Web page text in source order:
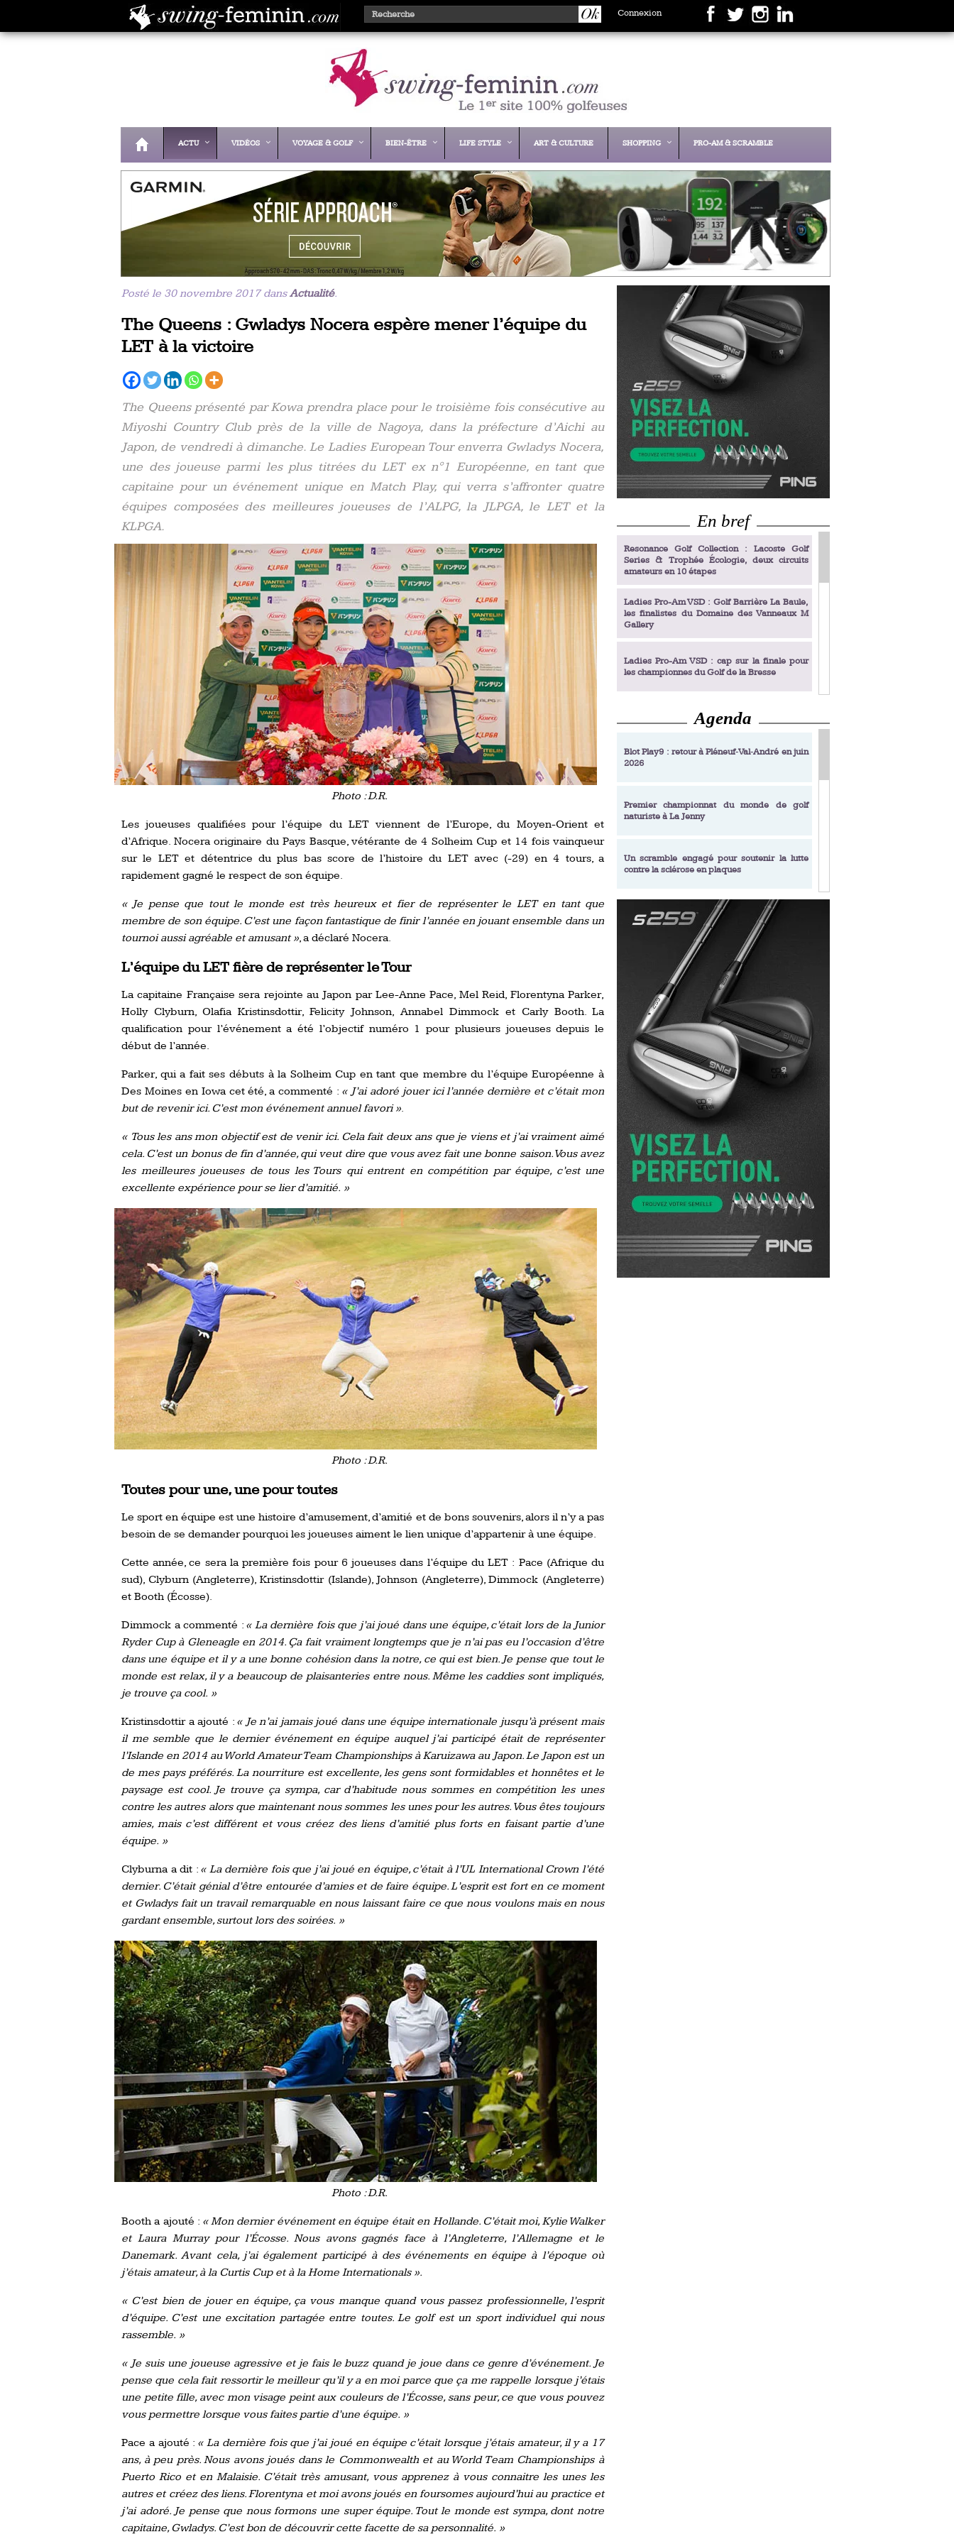
Connexion
ACTU VIDÉOS VOYAGE & GOLF BIEN-ÊTRE LIFE STYLE ART & CULTURE SHOPPING PRO-AM & SCRAMBLE
Posté le 30 novembre 2017 dansActualité.
The Queens : Gwladys Nocera espère mener l’équipe du
LET à la victoire
The Queens présenté par Kowa prendra place pour le troisième fois consécutive au
Miyoshi Country Club près de la ville de Nagoya, dans la préfecture d’Aichi au
Japon, de vendredi à dimanche. Le Ladies European Tour enverra Gwladys Nocera,
une des joueuse parmi les plus titrées du LET ex n°1 Européenne, en tant que
capitaine pour un événement unique en Match Play, qui verra s’affronter quatre
équipes composées des meilleures joueuses de l’ALPG, la JLPGA, le LET et la
KLPGA.
Photo : D.R.
Les joueuses qualifiées pour l’équipe du LET viennent de l’Europe, du Moyen-Orient et
d’Afrique. Nocera originaire du Pays Basque, vétérante de 4 Solheim Cup et 14 fois vainqueur
sur le LET et détentrice du plus bas score de l’histoire du LET avec (-29) en 4 tours, a
rapidement gagné le respect de son équipe.
« Je pense que tout le monde est très heureux et fier de représenter le LET en tant que
membre de son équipe. C’est une façon fantastique de finir l’année en jouant ensemble dans un
tournoi aussi agréable et amusant », a déclaré Nocera.
L’équipe du LET fière de représenter le Tour
La capitaine Française sera rejointe au Japon par Lee-Anne Pace, Mel Reid, Florentyna Parker,
Holly Clyburn, Olafia Kristinsdottir, Felicity Johnson, Annabel Dimmock et Carly Booth. La
qualification pour l’événement a été l’objectif numéro 1 pour plusieurs joueuses depuis le
début de l’année.
Parker, qui a fait ses débuts à la Solheim Cup en tant que membre du l’équipe Européenne à
Des Moines en Iowa cet été, a commenté : « J’ai adoré jouer ici l’année dernière et c’était mon
but de revenir ici. C’est mon événement annuel favori ».
« Tous les ans mon objectif est de venir ici. Cela fait deux ans que je viens et j’ai vraiment aimé
cela. C’est un bonus de fin d’année, qui veut dire que vous avez fait une bonne saison. Vous avez
les meilleures joueuses de tous les Tours qui entrent en compétition par équipe, c’est une
excellente expérience pour se lier d’amitié. »
Photo : D.R.
Toutes pour une, une pour toutes
Le sport en équipe est une histoire d’amusement, d’amitié et de bons souvenirs, alors il n’y a pas
besoin de se demander pourquoi les joueuses aiment le lien unique d’appartenir à une équipe.
Cette année, ce sera la première fois pour 6 joueuses dans l’équipe du LET : Pace (Afrique du
sud), Clyburn (Angleterre), Kristinsdottir (Islande), Johnson (Angleterre), Dimmock (Angleterre)
et Booth (Écosse).
Dimmock a commenté : « La dernière fois que j’ai joué dans une équipe, c’était lors de la Junior
Ryder Cup à Gleneagle en 2014. Ça fait vraiment longtemps que je n’ai pas eu l’occasion d’être
dans une équipe et il y a une bonne cohésion dans la notre, ce qui est bien. Je pense que tout le
monde est relax, il y a beaucoup de plaisanteries entre nous. Même les caddies sont impliqués,
je trouve ça cool. »
Kristinsdottir a ajouté : « Je n’ai jamais joué dans une équipe internationale jusqu’à présent mais
il me semble que le dernier événement en équipe auquel j’ai participé était de représenter
l’Islande en 2014 au World Amateur Team Championships à Karuizawa au Japon. Le Japon est un
de mes pays préférés. La nourriture est excellente, les gens sont formidables et honnêtes et le
paysage est cool. Je trouve ça sympa, car d’habitude nous sommes en compétition les unes
contre les autres alors que maintenant nous sommes les unes pour les autres. Vous êtes toujours
amies, mais c’est différent et vous créez des liens d’amitié plus forts en faisant partie d’une
équipe. »
Clyburna a dit : « La dernière fois que j’ai joué en équipe, c’était à l’UL International Crown l’été
dernier. C’était génial d’être entourée d’amies et de faire équipe. L’esprit est fort en ce moment
et Gwladys fait un travail remarquable en nous laissant faire ce que nous voulons mais en nous
gardant ensemble, surtout lors des soirées. »
Photo : D.R.
Booth a ajouté : « Mon dernier événement en équipe était en Hollande. C’était moi, Kylie Walker
et Laura Murray pour l’Écosse. Nous avons gagnés face à l’Angleterre, l’Allemagne et le
Danemark. Avant cela, j’ai également participé à des événements en équipe à l’époque où
j’étais amateur, à la Curtis Cup et à la Home Internationals ».
« C’est bien de jouer en équipe, ça vous manque quand vous passez professionnelle, l’esprit
d’équipe. C’est une excitation partagée entre toutes. Le golf est un sport individuel qui nous
rassemble. »
« Je suis une joueuse agressive et je fais le buzz quand je joue dans ce genre d’événement. Je
pense que cela fait ressortir le meilleur qu’il y a en moi parce que ça me rappelle lorsque j’étais
une petite fille, avec mon visage peint aux couleurs de l’Écosse, sans peur, ce que vous pouvez
vous permettre lorsque vous faites partie d’une équipe. »
Pace a ajouté : « La dernière fois que j’ai joué en équipe c’était lorsque j’étais amateur, il y a 17
ans, à peu près. Nous avons joués dans le Commonwealth et au World Team Championships à
Puerto Rico et en Malaisie. C’était très amusant, vous apprenez à vous connaitre les unes les
autres et créez des liens. Florentyna et moi avons joués en foursomes aujourd’hui au practice et
j’ai adoré. Je pense que nous formons une super équipe. Tout le monde est sympa, dont notre
capitaine, Gwladys. C’est bon de découvrir cette facette de sa personnalité. »
En bref
Resonance Golf Collection : Lacoste Golf
Series & Trophée Écologie, deux circuits
amateurs en 10 étapes
Ladies Pro-Am VSD : Golf Barrière La Baule,
les finalistes du Domaine des Vanneaux M
Gallery
Ladies Pro-Am VSD : cap sur la finale pour
les championnes du Golf de la Bresse
Ladies Pro-Am VSD : Golf du Prieuré, elles
décrochent leur billet pour la finale
Enfin un livre de golf pensé pour les femmes
Ladies Pro-Am VSD : les premières
Académie Golf Barrière Julien Xanthopoulos,
Amundi Evian Championship, de nouvelles
expériences immersives
Tiger Woods se retire du Genesis Invitational
Evian Resort Golf Club : Saison 2 du
Programme Performance
Agenda
Blot Play9 : retour à Pléneuf‑Val‑André en juin
2026
Premier championnat du monde de golf
naturiste à La Jenny
Un scramble engagé pour soutenir la lutte
contre la sclérose en plaques
Resonance Golf Collection : Lacoste Golf
Series & Trophée Écologie, deux circuits
amateurs en 10 étapes
Royal Air Maroc Golf & Padel Cup : le nouvel
event sport et networking
LPGA Tour 2026 : une saison record pour le
golf féminin
Ladies European Tour 2026 : une saison
historique sur cinq continents
Debout en Bouts prolonge la Fashion Week à
Roland-Garros
Lacoste Ladies Open 2025 : Céline Boutier
de retour à Deauville
Chypre